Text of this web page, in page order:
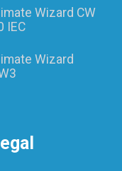
Wizard CW
IEC
Wizard